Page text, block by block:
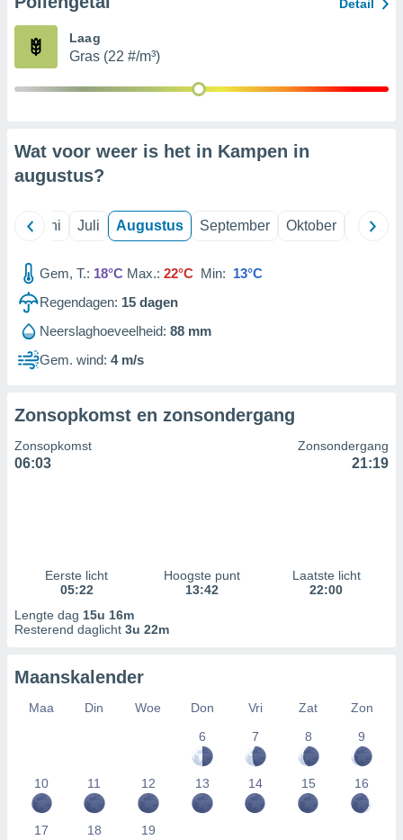
partners
Detail
Laag
Gras (22 #/m³)
Wat voor weer is het in Kampen in
augustus?
Juni Juli Augustus September Oktober
Gem, T.: 18°C Max.: 22°C Min: 13°C
Regendagen: 15 dagen
Neerslaghoeveelheid: 88 mm
Gem. wind: 4 m/s
Zonsopkomst en zonsondergang
Zonsopkomst
06:03
Zonsondergang
21:19
Eerste licht
05:22
Hoogste punt
13:42
Laatste licht
22:00
Lengte dag 15u 16m
Resterend daglicht 3u 22m
Maanskalender
Maa Din Woe Don Vri Zat
Zon
6
7 8 9
10 11 12 13 14 15 16
17 18 19